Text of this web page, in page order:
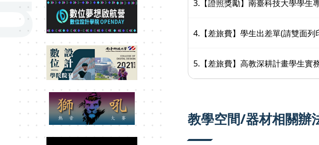
3.【證照獎勵】南臺科技大學學生
4.【差旅費】學生出差單(請雙面列
5.【差旅費】高教深耕計畫學生實
教學空間/器材相關辦